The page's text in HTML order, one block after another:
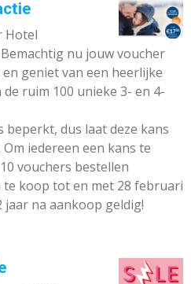
Hotel
nu jouw voucher
geniet van een heerlijke
ruim 100 unieke 3- en 4-
beperkt, dus laat deze kans
iedereen een kans te
vouchers bestellen
te koop tot en met 28 februari
na aankoop geldig!